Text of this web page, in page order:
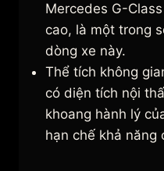
Mercedes G-
cao, là một trong
dòng xe này.
Thể tích không
có diện tích nội
khoang hành lý
hạn chế khả năng